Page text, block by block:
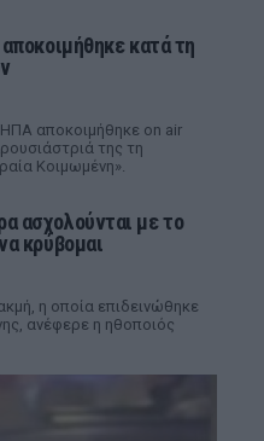
κατά τη
αποκοιμήθηκε on air
της τη
Κοιμωμένη».
ασχολούνται με το
κρύβομαι
η οποία επιδεινώθηκε
ανέφερε η ηθοποιός